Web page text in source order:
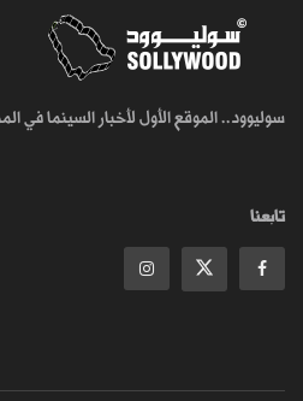
سوليوود.. الموقع الأول لأخبار السينما في
تابعنا